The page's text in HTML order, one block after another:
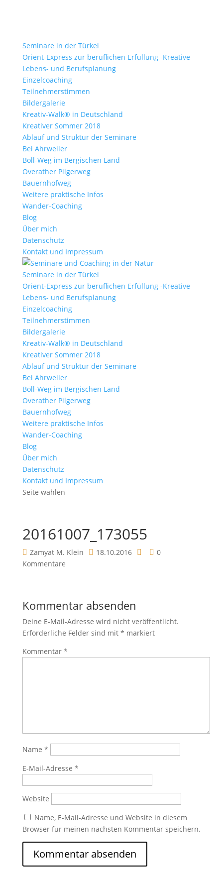
Seminare in der Türkei
Orient-Express zur beruflichen Erfüllung -Kreative
Lebens- und Berufsplanung
Einzelcoaching
Teilnehmerstimmen
Bildergalerie
Kreativ-Walk® in Deutschland
Kreativer Sommer 2018
Ablauf und Struktur der Seminare
Bei Ahrweiler
Böll-Weg im Bergischen Land
Overather Pilgerweg
Bauernhofweg
Weitere praktische Infos
Wander-Coaching
Blog
Über mich
Datenschutz
Kontakt und Impressum
Seminare in der Türkei
Orient-Express zur beruflichen Erfüllung -Kreative
Lebens- und Berufsplanung
Einzelcoaching
Teilnehmerstimmen
Bildergalerie
Kreativ-Walk® in Deutschland
Kreativer Sommer 2018
Ablauf und Struktur der Seminare
Bei Ahrweiler
Böll-Weg im Bergischen Land
Overather Pilgerweg
Bauernhofweg
Weitere praktische Infos
Wander-Coaching
Blog
Über mich
Datenschutz
Kontakt und Impressum
Seite wählen
20161007_173055
Zamyat M. Klein 18.10.2016
0
Kommentare
Kommentar absenden
Deine E-Mail-Adresse wird nicht veröffentlicht.
Erforderliche Felder sind mit * markiert
Kommentar *
Name *
E-Mail-Adresse *
Website
Name, E-Mail-Adresse und Website in diesem
Browser für meinen nächsten Kommentar speichern.